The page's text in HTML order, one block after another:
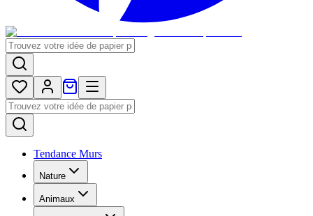
Tendance Murs
Nature
Animaux